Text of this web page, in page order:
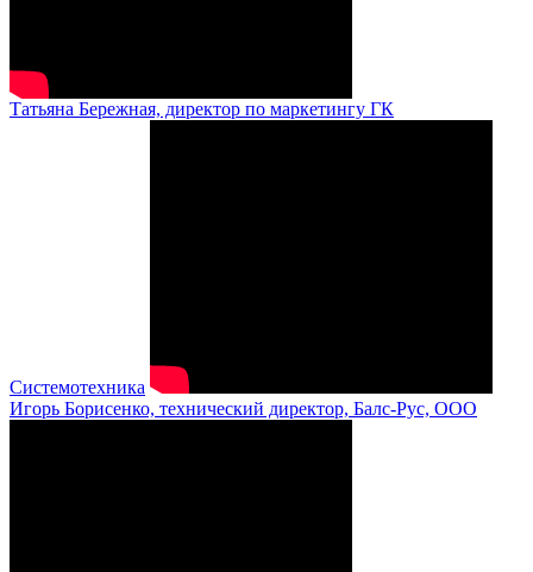
Татьяна Бережная, директор по маркетингу ГК
Системотехника
Игорь Борисенко, технический директор, Балс-Рус, ООО